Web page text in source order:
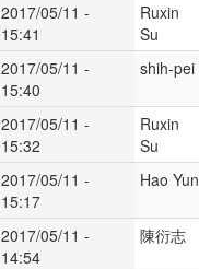
2017/05/11 -
15:41
Ruxin
Su
2017/05/11 -
15:40
shih-pei
2017/05/11 -
15:32
Ruxin
Su
2017/05/11 -
15:17
Hao Yun
2017/05/11 -
14:54
陳衍志